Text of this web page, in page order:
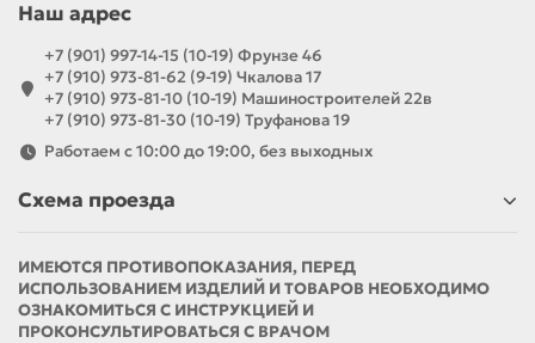
Наш адрес
+7 (901) 997-14-15 (10-19) Фрунзе 46
+7 (910) 973-81-62 (9-19) Чкалова 17
+7 (910) 973-81-10 (10-19) Машиностроителей 22в
+7 (910) 973-81-30 (10-19) Труфанова 19
Работаем с 10:00 до 19:00, без выходных
Схема проезда
ИМЕЮТСЯ ПРОТИВОПОКАЗАНИЯ, ПЕРЕД
ИСПОЛЬЗОВАНИЕМ ИЗДЕЛИЙ И ТОВАРОВ НЕОБХОДИМО
ОЗНАКОМИТЬСЯ С ИНСТРУКЦИЕЙ И
ПРОКОНСУЛЬТИРОВАТЬСЯ С ВРАЧОМ